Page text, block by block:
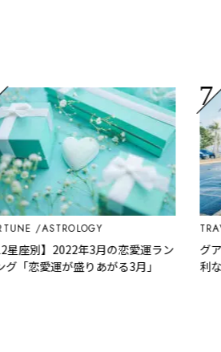
ASTROLOGY
座別】2022年3月の恋愛運ラン
「恋愛運が盛りあがる3月」
TRAVEL
グア
利な